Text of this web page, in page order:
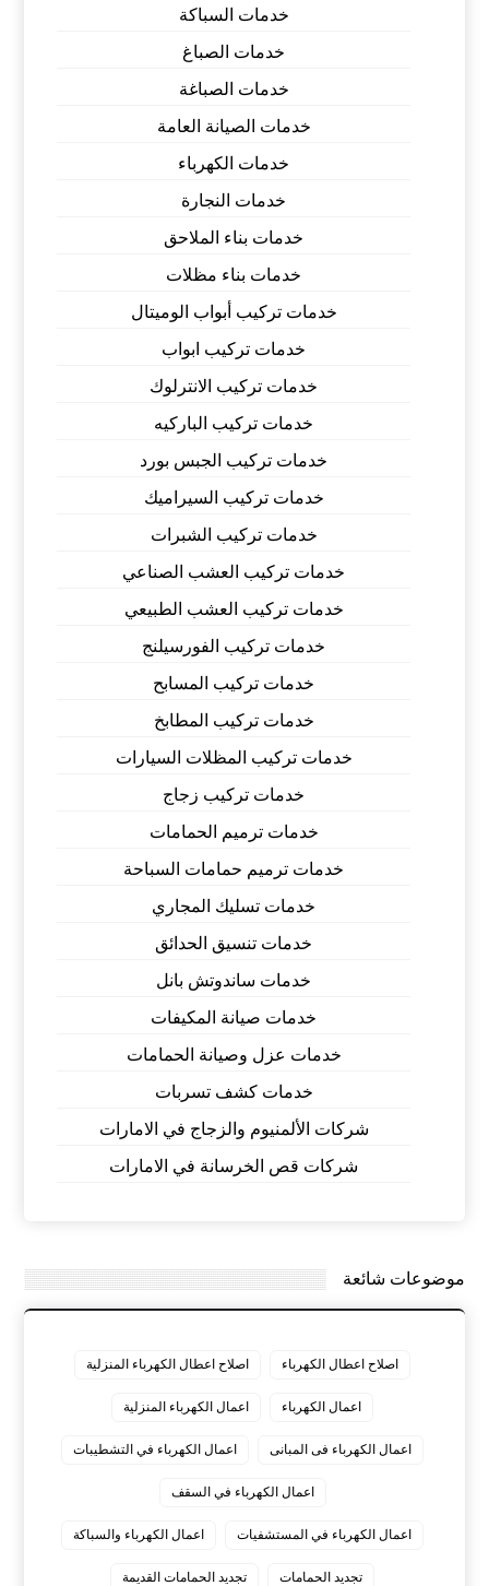
خدمات السباكة
خدمات الصباغ
خدمات الصباغة
خدمات الصيانة العامة
خدمات الكهرباء
خدمات النجارة
خدمات بناء الملاحق
خدمات بناء مظلات
خدمات تركيب أبواب الوميتال
خدمات تركيب ابواب
خدمات تركيب الانترلوك
خدمات تركيب الباركيه
خدمات تركيب الجبس بورد
خدمات تركيب السيراميك
خدمات تركيب الشبرات
خدمات تركيب العشب الصناعي
خدمات تركيب العشب الطبيعي
خدمات تركيب الفورسيلنج
خدمات تركيب المسابح
خدمات تركيب المطابخ
خدمات تركيب المظلات السيارات
خدمات تركيب زجاج
خدمات ترميم الحمامات
خدمات ترميم حمامات السباحة
خدمات تسليك المجاري
خدمات تنسيق الحدائق
خدمات ساندوتش بانل
خدمات صيانة المكيفات
خدمات عزل وصيانة الحمامات
خدمات كشف تسربات
شركات الألمنيوم والزجاج في الامارات
شركات قص الخرسانة في الامارات
موضوعات شائعة
اصلاح اعطال الكهرباء اصلاح اعطال الكهرباء المنزلية
اعمال الكهرباء اعمال الكهرباء المنزلية
اعمال الكهرباء فى المبانى اعمال الكهرباء في التشطيبات
اعمال الكهرباء في السقف
اعمال الكهرباء في المستشفيات اعمال الكهرباء والسباكة
تجديد الحمامات تجديد الحمامات القديمة